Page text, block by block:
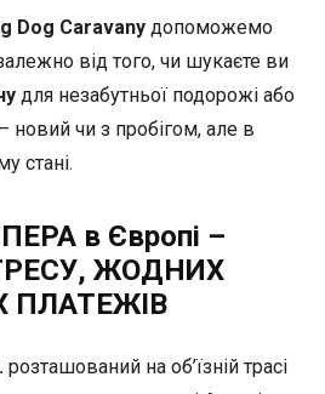
Dog Caravany допоможемо
від того, чи шукаєте ви
для незабутньої подорожі або
– новий чи з пробігом, але в
стані.
в Європі –
ЖОДНИХ
ПЛАТЕЖІВ
розташований на об’їзній трасі